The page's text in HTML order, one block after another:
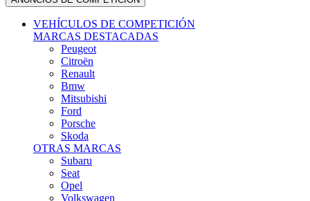
VEHÍCULOS DE COMPETICIÓN
MARCAS DESTACADAS
Peugeot
Citroën
Renault
Bmw
Mitsubishi
Ford
Porsche
Skoda
OTRAS MARCAS
Subaru
Seat
Opel
Volkswagen
Hyundai